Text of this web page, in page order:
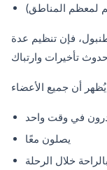
فإن تنظيم عدة
في وقت واحد
يصلون معًا
خلال الرحلة